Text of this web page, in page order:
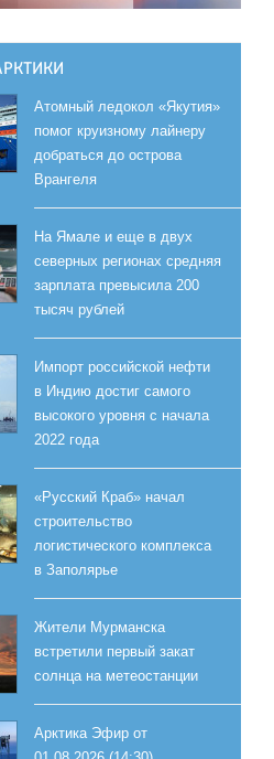
Атомный ледокол «Якутия»
помог круизному лайнеру
добраться до острова
Врангеля
На Ямале и еще в двух
северных регионах средняя
зарплата превысила 200
тысяч рублей
Импорт российской нефти
в Индию достиг самого
высокого уровня с начала
2022 года
«Русский Краб» начал
строительство
логистического комплекса
в Заполярье
Жители Мурманска
встретили первый закат
солнца на метеостанции
Арктика Эфир от